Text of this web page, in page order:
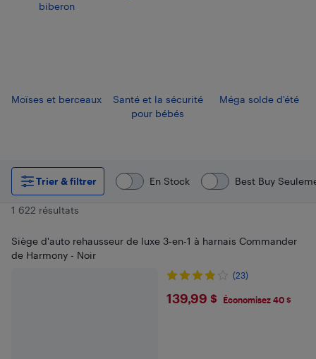
biberon
Moïses et berceaux
Santé et la sécurité
pour bébés
Méga solde d'été
Trier & filtrer En Stock Best Buy
1 622 résultats
Siège d'auto rehausseur de luxe 3-en-1 à harnais Commander
de Harmony - Noir
(23)
$139.99
139,99 $ Économisez 40 $